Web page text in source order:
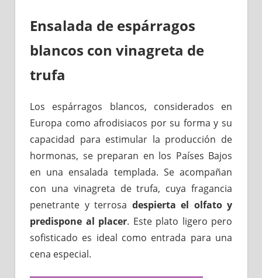
Ensalada de espárragos
blancos con vinagreta de
trufa
Los espárragos blancos, considerados en
Europa como afrodisiacos por su forma y su
capacidad para estimular la producción de
hormonas, se preparan en los Países Bajos
en una ensalada templada. Se acompañan
con una vinagreta de trufa, cuya fragancia
penetrante y terrosa despierta el olfato y
predispone al placer. Este plato ligero pero
sofisticado es ideal como entrada para una
cena especial.